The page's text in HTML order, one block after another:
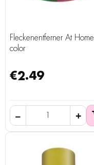
Fleckenentferner At Home
color
€2.49